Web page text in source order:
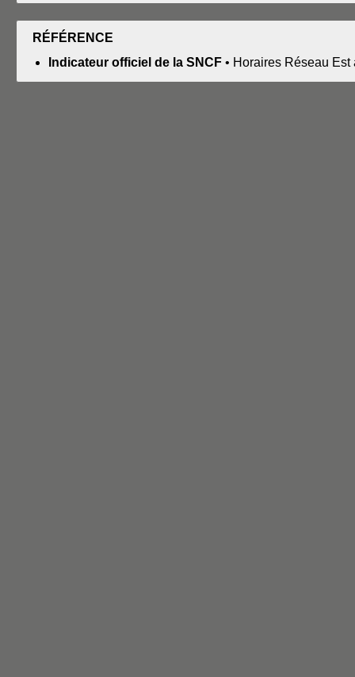
RÉFÉRENCE
Indicateur officiel de la SNCF • Horaires Réseau